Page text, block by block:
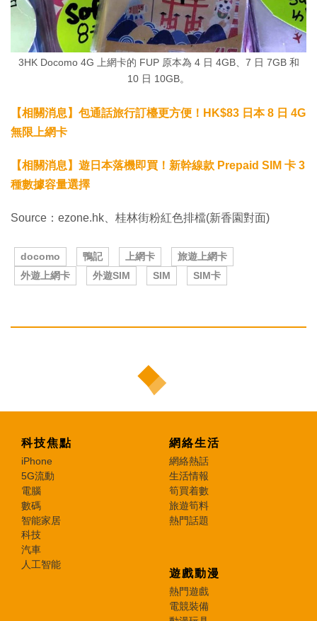
3HK Docomo 4G 上網卡的 FUP 原本為 4 日 4GB、7 日 7GB 和
10 日 10GB。
【相關消息】包通話旅行訂檯更方便！HK$83 日本 8 日 4G
無限上網卡
【相關消息】遊日本落機即買！新幹線款 Prepaid SIM 卡 3
種數據容量選擇
Source：ezone.hk、桂林街粉紅色排檔(新香園對面)
docomo 鴨記 上網卡
旅遊上網卡
外遊上網卡
外遊SIM SIM SIM卡
科技焦點
iPhone
5G流動
電腦
數碼
智能家居
科技
汽車
人工智能
網絡生活
網絡熱話
生活情報
筍買着數
旅遊筍料
熱門話題
遊戲動漫
熱門遊戲
電競裝備